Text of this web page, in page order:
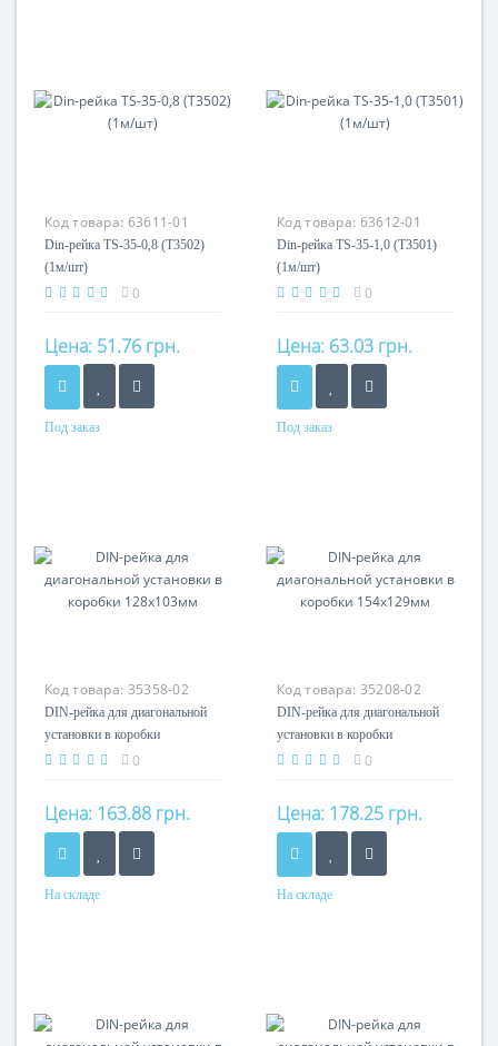
Код товара: 63611-01
Din-рейка TS-35-0,8 (T3502)
(1м/шт)
0
Цена: 51.76 грн.
Под заказ
Код товара: 63612-01
Din-рейка TS-35-1,0 (T3501)
(1м/шт)
0
Цена: 63.03 грн.
Под заказ
Код товара: 35358-02
DIN-рейка для диагональной
установки в коробки
128х103мм
0
Цена: 163.88 грн.
На складе
Код товара: 35208-02
DIN-рейка для диагональной
установки в коробки
154х129мм
0
Цена: 178.25 грн.
На складе